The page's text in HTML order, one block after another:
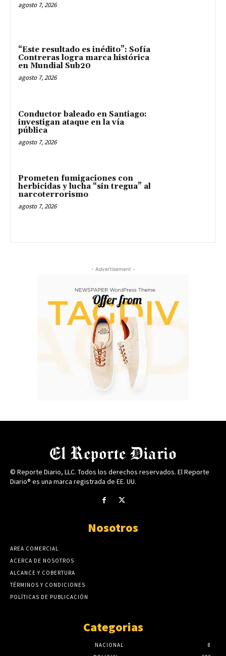
agosto 7, 2026
“Este resultado es inédito”: Sofía
Contreras logra marca histórica
en Mundial Sub20
agosto 7, 2026
Conductor baleado en Santiago:
investigan ataque en la vía
pública
agosto 7, 2026
Prometen fumigaciones con
herbicidas y lucha “sin tregua” al
narcoterrorismo
agosto 7, 2026
- Advertisement -
© Reporte Diario, LLC. Todos los derechos reservados. El Reporte
Diario® es una marca registrada de EE. UU.
Nosotros
AREA COMERCIAL
ACERCA DE NOSOTROS
ALCANCE Y COBERTURA
TÉRMINOS Y CONDICIONES
POLÍTICAS DE PUBLICACIÓN
Categorias
NACIONAL
8